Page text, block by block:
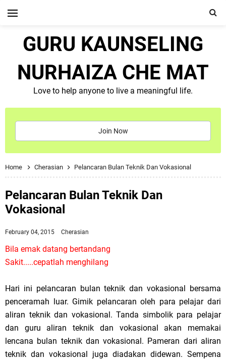
GURU KAUNSELING
NURHAIZA CHE MAT
Love to help anyone to live a meaningful life.
Join Now
Home Cherasian Pelancaran Bulan Teknik Dan Vokasional
Pelancaran Bulan Teknik Dan
Vokasional
February 04, 2015 Cherasian
Bila emak datang bertandang
Sakit.....cepatlah menghilang
Hari ini pelancaran bulan teknik dan vokasional bersama
penceramah luar. Gimik pelancaran oleh para pelajar dari
aliran teknik dan vokasional. Tanda simbolik para pelajar
dan guru aliran teknik dan vokasional akan memakai
lencana bulan teknik dan vokasional. Pameran dari aliran
teknik dan vokasional juga diadakan didewan. Sempena